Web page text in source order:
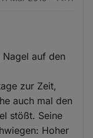
auf den
zur Zeit,
auch mal den
stößt. Seine
Hoher